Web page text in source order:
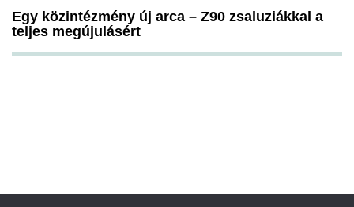
Egy közintézmény új arca – Z90 zsaluziákkal a
teljes megújulásért